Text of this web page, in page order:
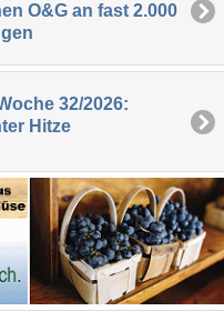
O&G an fast 2.000
32/2026:
Hitze